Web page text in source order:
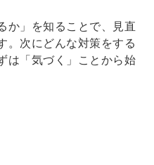
か」を知ることで、見直
。次にどんな対策をする
は「気づく」ことから始